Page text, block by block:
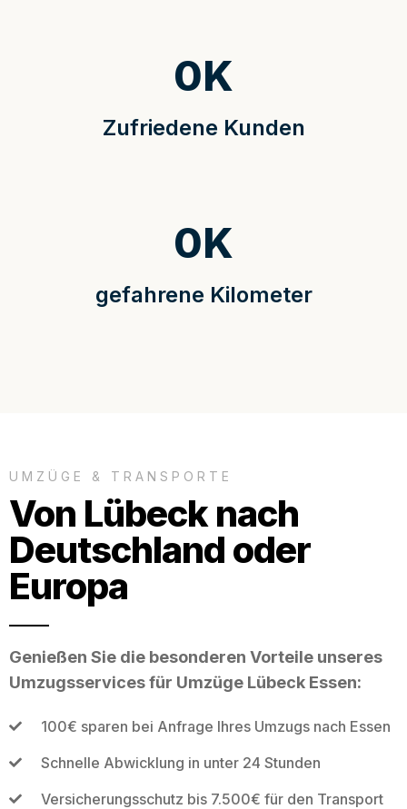
Zufriedene Kunden
0K
gefahrene Kilometer
0K
UMZÜGE & TRANSPORTE
Von Lübeck nach
Deutschland oder
Europa
Genießen Sie die besonderen Vorteile unseres
Umzugsservices für Umzüge Lübeck Essen:
100€ sparen bei Anfrage Ihres Umzugs nach Essen
Schnelle Abwicklung in unter 24 Stunden
Versicherungsschutz bis 7.500€ für den Transport